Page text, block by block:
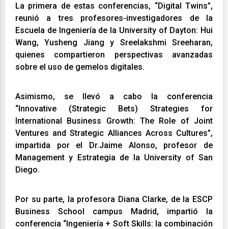
La primera de estas conferencias, “Digital Twins”,
reunió a tres profesores-investigadores de la
Escuela de Ingeniería de la University of Dayton: Hui
Wang, Yusheng Jiang y Sreelakshmi Sreeharan,
quienes compartieron perspectivas avanzadas
sobre el uso de gemelos digitales.
Asimismo, se llevó a cabo la conferencia
“Innovative (Strategic Bets) Strategies for
International Business Growth: The Role of Joint
Ventures and Strategic Alliances Across Cultures”,
impartida por el Dr.Jaime Alonso, profesor de
Management y Estrategia de la University of San
Diego.
Por su parte, la profesora Diana Clarke, de la ESCP
Business School campus Madrid, impartió la
conferencia “Ingeniería + Soft Skills: la combinación